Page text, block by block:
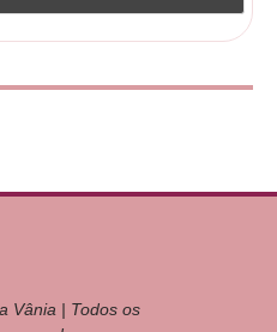
Vânia | Todos os